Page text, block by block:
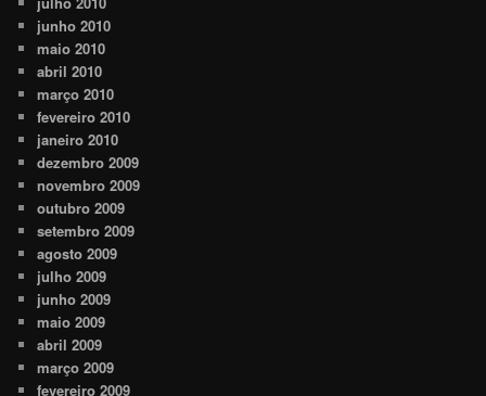
junho 2010
maio 2010
abril 2010
março 2010
fevereiro 2010
janeiro 2010
dezembro 2009
novembro 2009
outubro 2009
setembro 2009
agosto 2009
julho 2009
junho 2009
maio 2009
abril 2009
março 2009
fevereiro 2009